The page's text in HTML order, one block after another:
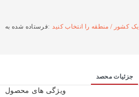
فرستاده شده به: یک کشور / منطقه را انتخاب کنید
جزئیات محصد
ویژگی های محصول